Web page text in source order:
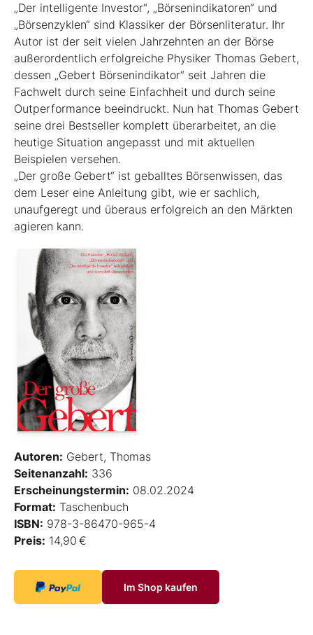
„Der intelligente Investor“, „Börsenindikatoren“ und
„Börsenzyklen“ sind Klassiker der Börsen­literatur. Ihr
Autor ist der seit vielen Jahrzehnten an der Börse
außerordentlich erfolgreiche Physiker Thomas Gebert,
dessen „Gebert Börsenindikator“ seit Jahren die
Fachwelt durch seine Einfachheit und durch seine
Outperformance beeindruckt. Nun hat Thomas Gebert
seine drei Best­seller komplett überarbeitet, an die
heutige ­Situation angepasst und mit aktuellen
Beispielen ver­sehen.
„Der große Gebert“ ist geballtes Börsenwissen, das
dem Leser eine Anleitung gibt, wie er sachlich,
unaufgeregt und überaus erfolgreich an den Märkten
agieren kann.
Autoren: Gebert, Thomas
Seitenanzahl: 336
Erscheinungstermin: 08.02.2024
Format: Taschenbuch
ISBN: 978-3-86470-965-4
Preis: 14,90 €
Im Shop kaufen